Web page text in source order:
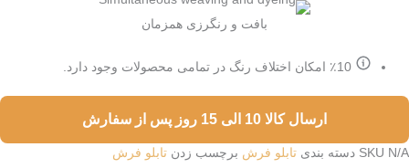
بافت و رنگرزی همزمان
٪10 امکان اختلاف رنگ در تمامی محصولات وجود دارد.
ارسال کالا 10 الی 15 روز پس از سفارش
SKU N/A دسته بندی تابلو فرش برچسب زدن تابلو فرش